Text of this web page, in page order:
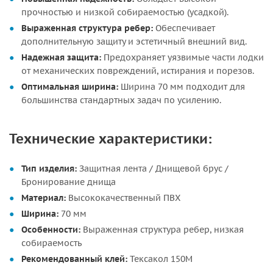
прочностью и низкой собираемостью (усадкой).
Выраженная структура ребер: Обеспечивает
дополнительную защиту и эстетичный внешний вид.
Надежная защита: Предохраняет уязвимые части лодки
от механических повреждений, истирания и порезов.
Оптимальная ширина: Ширина 70 мм подходит для
большинства стандартных задач по усилению.
Технические характеристики:
Тип изделия: Защитная лента / Днищевой брус /
Бронирование днища
Материал: Высококачественный ПВХ
Ширина: 70 мм
Особенности: Выраженная структура ребер, низкая
собираемость
Рекомендованный клей: Тексакол 150М